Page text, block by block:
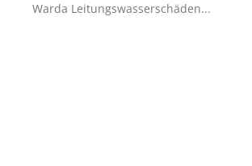
Warda Leitungswasserschäden...